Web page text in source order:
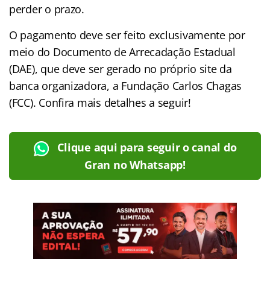
perder o prazo.
O pagamento deve ser feito exclusivamente por
meio do Documento de Arrecadação Estadual
(DAE), que deve ser gerado no próprio site da
banca organizadora, a Fundação Carlos Chagas
(FCC). Confira mais detalhes a seguir!
Clique aqui para seguir o canal do
Gran no Whatsapp!